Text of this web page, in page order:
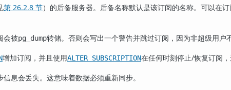
第 26.2.8 节）的后备服务器。后备名称默认是该订阅的名称。可以在
会被pg_dump转储。否则会写出一个警告并跳过订阅，因为非超级用户
增加订阅，并且使用ALTER SUBSCRIPTION在任何时刻停止/恢复订阅
息会丢失。这意味着数据必须重新同步。